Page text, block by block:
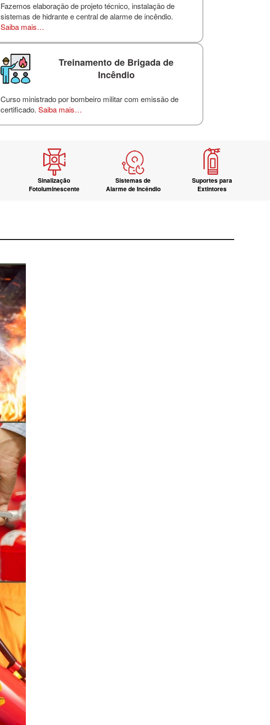
Fazemos elaboração de projeto técnico, instalação de
sistemas de hidrante e central de alarme de incêndio.
Saiba mais…
Treinamento de Brigada de
Incêndio
Curso ministrado por bombeiro militar com emissão de
certificado. Saiba mais…
Sinalização
Fotoluminescente
Sistemas de
Alarme de Incêndio
Suportes para
Extintores